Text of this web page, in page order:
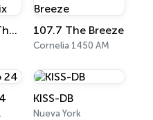
Powerhitz - The Office Mix 107.7 The Breeze
Cornelia 1450 AM
KISS-DB
Nueva York